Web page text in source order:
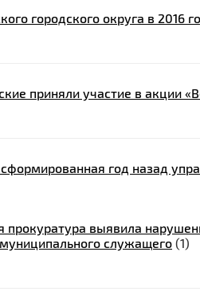
городского округа в 2016
приняли участие в акции
год назад
прокуратура выявила
служащего (1)